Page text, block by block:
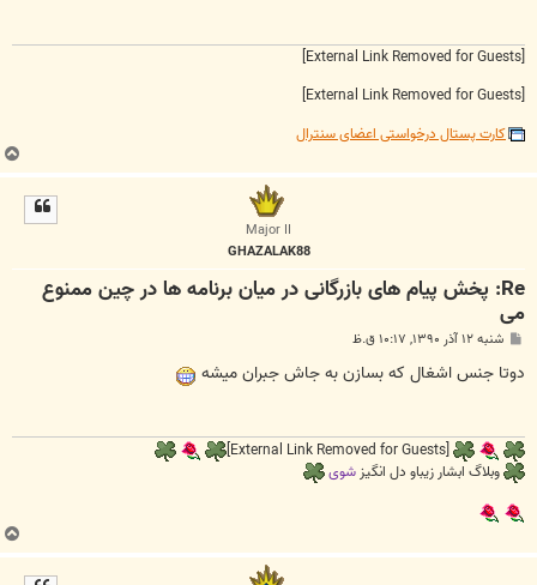
[External Link Removed for Guests]
[External Link Removed for Guests]
کارت پستال درخواستی اعضای سنترال
Major II
GHAZALAK88
Re: پخش پیام های بازرگانی در میان برنامه ها در چین ممنوع
می
ت
شنبه ۱۲ آذر ۱۳۹۰, ۱۰:۱۷ ق.ظ
دوتا جنس اشغال که بسازن به جاش جبران میشه
[External Link Removed for Guests]
وبلاگ ابشار زیباو دل انگیز شوی